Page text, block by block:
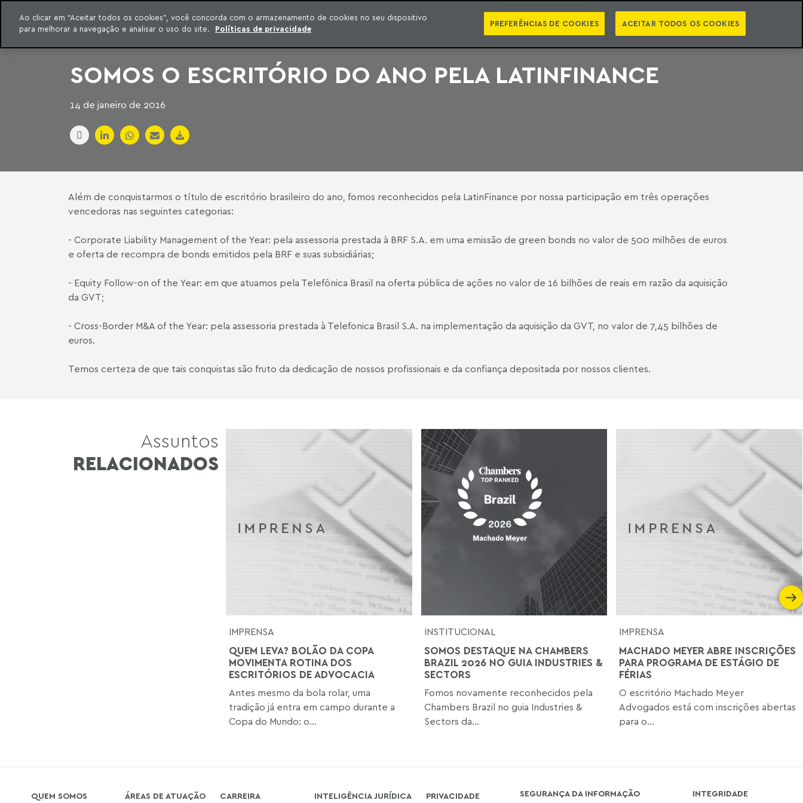
para o conteúdo
Machado Meyer
INTELIGÊNCIA JURÍDICA
CONTEÚDO EXCLUSIVO MACHADO MEYER ADVOGADOS
SÉRIES PUBLICAÇÕES EBOOKS PODCASTS NEWSLETTER VIDEOCASTS PT EN CATEGORIAS
SOMOS O ESCRITÓRIO DO ANO PELA LATINFINANCE
14 de janeiro de 2016
Além de conquistarmos o título de escritório brasileiro do ano, fomos reconhecidos pela LatinFinance por nossa participação em três operações
vencedoras nas seguintes categorias:
- Corporate Liability Management of the Year: pela assessoria prestada à BRF S.A. em uma emissão de green bonds no valor de 500 milhões de euros
e oferta de recompra de bonds emitidos pela BRF e suas subsidiárias;
- Equity Follow-on of the Year: em que atuamos pela Telefônica Brasil na oferta pública de ações no valor de 16 bilhões de reais em razão da aquisição
da GVT;
- Cross-Border M&A of the Year: pela assessoria prestada à Telefonica Brasil S.A. na implementação da aquisição da GVT, no valor de 7,45 bilhões de
euros.
Temos certeza de que tais conquistas são fruto da dedicação de nossos profissionais e da confiança depositada por nossos clientes.
Assuntos
RELACIONADOS
IMPRENSA
QUEM LEVA? BOLÃO DA COPA
MOVIMENTA ROTINA DOS
ESCRITÓRIOS DE ADVOCACIA
Antes mesmo da bola rolar, uma
tradição já entra em campo durante a
Copa do Mundo: o...
INSTITUCIONAL
SOMOS DESTAQUE NA CHAMBERS
BRAZIL 2026 NO GUIA INDUSTRIES &
SECTORS
Fomos novamente reconhecidos pela
Chambers Brazil no guia Industries &
Sectors da...
IMPRENSA
MACHADO MEYER ABRE INSCRIÇÕES
PARA PROGRAMA DE ESTÁGIO DE
FÉRIAS
O escritório Machado Meyer
Advogados está com inscrições abertas
para o...
QUEM SOMOS ÁREAS DE ATUAÇÃO CARREIRA INTELIGÊNCIA JURÍDICA PRIVACIDADE SEGURANÇA DA INFORMAÇÃO INTEGRIDADE
Ao clicar em “Aceitar todos os cookies”, você concorda com o armazenamento de cookies no seu dispositivo
para melhorar a navegação e analisar o uso do site.
Políticas de privacidade
PREFERÊNCIAS DE COOKIES ACEITAR TODOS OS COOKIES